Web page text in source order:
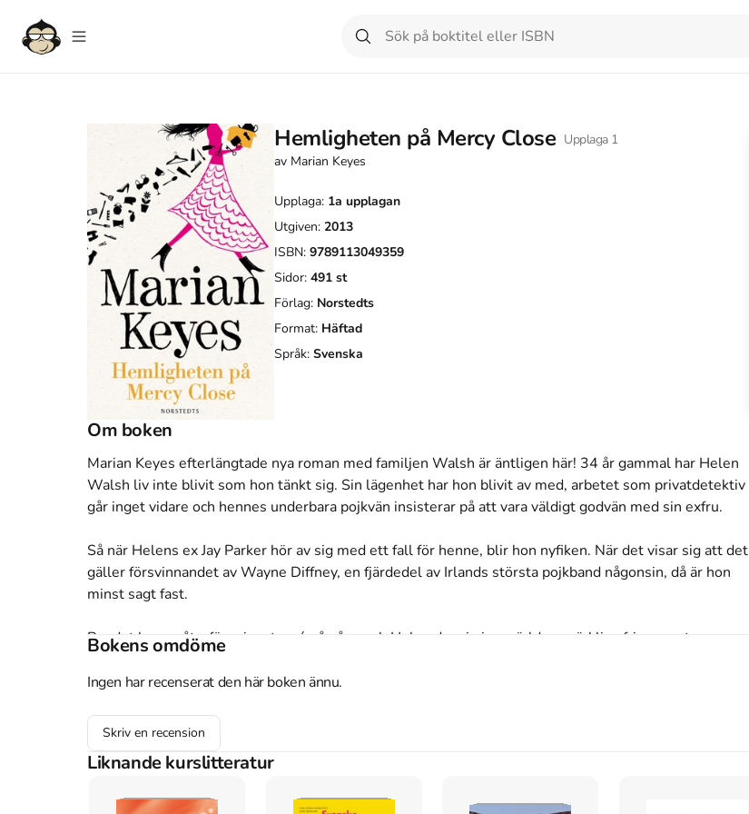
Hemligheten på Mercy Close Upplaga 1
av Marian Keyes
Upplaga: 1a upplagan
Utgiven: 2013
ISBN: 9789113049359
Sidor: 491 st
Förlag: Norstedts
Format: Häftad
Språk: Svenska
Om boken
Marian Keyes efterlängtade nya roman med familjen Walsh är äntligen här! 34 år gammal har Helen
Walsh liv inte blivit som hon tänkt sig. Sin lägenhet har hon blivit av med, arbetet som privatdetektiv
går inget vidare och hennes underbara pojkvän insisterar på att vara väldigt godvän med sin exfru.
Så när Helens ex Jay Parker hör av sig med ett fall för henne, blir hon nyfiken. När det visar sig att det
gäller försvinnandet av Wayne Diffney, en fjärdedel av Irlands största pojkband någonsin, då är hon
minst sagt fast.
Bandet har en återföreningsturné på gång och Helen dras in i en värld av märkliga frisyrer, stora
Wayne och tiden håller på att rinna ut.
Kommer hon att kunna knäcka fallet och ge sin karriär en ny start? Kommer Jay lyckas ta sig tillbaka in
i hennes liv? Ska de mörka tankarna som alltid förföljer henne komma ikapp igen?
Bokens omdöme
Ingen har recenserat den här boken ännu.
Skriv en recension
Liknande kurslitteratur